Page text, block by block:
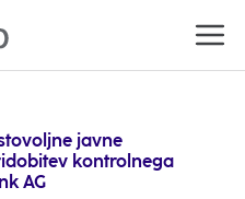
javne
kontrolnega
AG